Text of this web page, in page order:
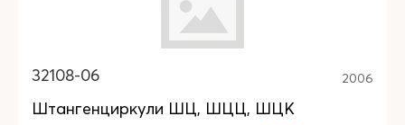
32108-06 2006
Штангенциркули ШЦ, ШЦЦ, ШЦК